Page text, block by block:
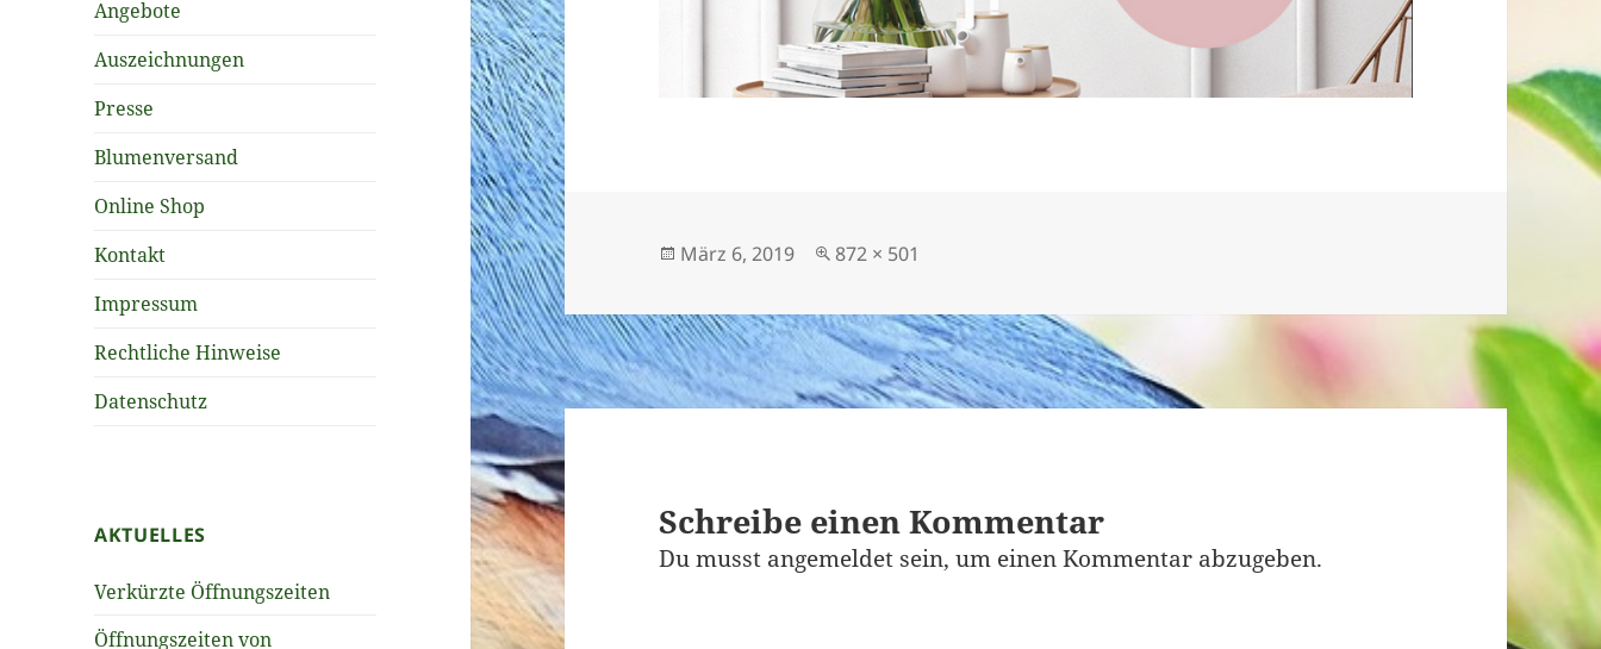
Angebote
Auszeichnungen
Presse
Blumenversand
Online Shop
Kontakt
Impressum
Rechtliche Hinweise
Datenschutz
AKTUELLES
Verkürzte Öffnungszeiten
Öffnungszeiten von
Veröffentlicht
März 6, 2019 Originalgröße
872 × 501
Schreibe einen Kommentar
Du musst angemeldet sein, um einen Kommentar abzugeben.